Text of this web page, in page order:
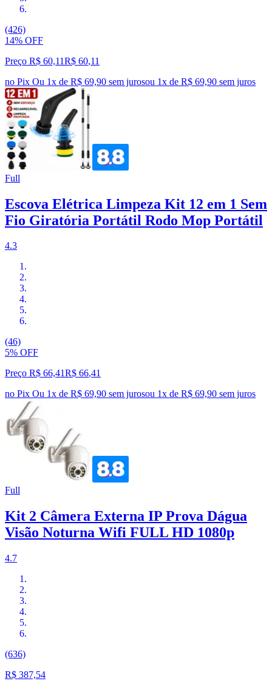
(426)
14% OFF
Preço R$ 60,11R$ 60,11
no Pix Ou 1x de R$ 69,90 sem jurosou 1x de R$ 69,90 sem juros
Full
Escova Elétrica Limpeza Kit 12 em 1 Sem
Fio Giratória Portátil Rodo Mop Portátil
4.3
(46)
5% OFF
Preço R$ 66,41R$ 66,41
no Pix Ou 1x de R$ 69,90 sem jurosou 1x de R$ 69,90 sem juros
Full
Kit 2 Câmera Externa IP Prova Dágua
Visão Noturna Wifi FULL HD 1080p
4.7
(636)
R$ 387,54